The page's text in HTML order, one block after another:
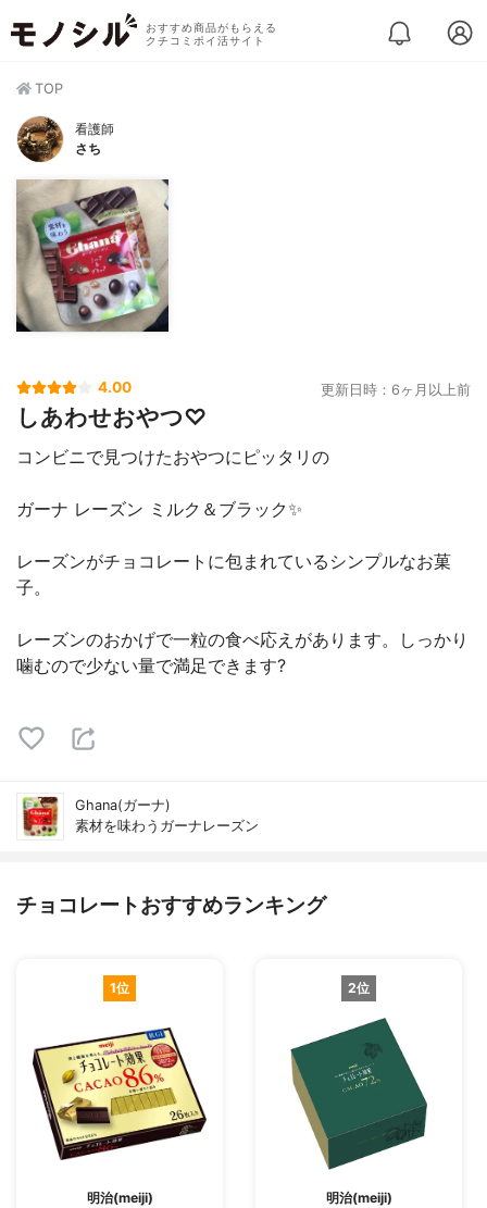
おすすめ商品がもらえる
クチコミポイ活サイト
TOP
看護師
さち
4.00 更新日時：6ヶ月以上前
しあわせおやつ♡
コンビニで見つけたおやつにピッタリの
ガーナ レーズン ミルク＆ブラック✨
レーズンがチョコレートに包まれているシンプルなお菓
子。
レーズンのおかげで一粒の食べ応えがあります。しっかり
噛むので少ない量で満足できます?
Ghana(ガーナ)
素材を味わうガーナレーズン
チョコレートおすすめランキング
1位
明治(meiji)
2位
明治(meiji)